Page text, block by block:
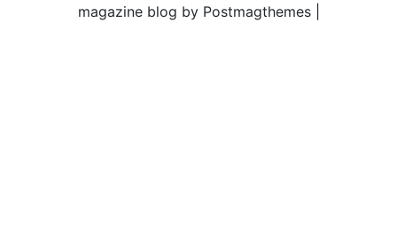
magazine blog by Postmagthemes